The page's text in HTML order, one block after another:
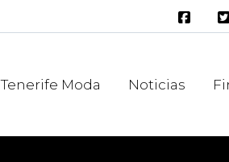
Tenerife Moda Noticias